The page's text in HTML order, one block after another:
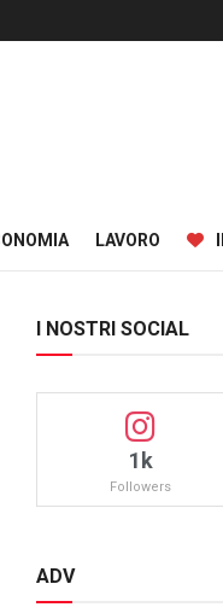
LAVORO
I NOSTRI SOCIAL
1k
Followers
ADV